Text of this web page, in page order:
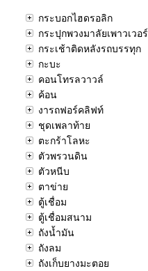
กระบอกไฮดรอลิก
กระปุกพวงมาลัยเพาวเวอร์
กระเช้าติดหลังรถบรรทุก
กะบะ
คอนโทรลวาวล์
ค้อน
งารถฟอร์คลิฟท์
ชุดเพลาท้าย
ตะกร้าโลหะ
ตัวพรวนดิน
ตัวหนีบ
ตาข่าย
ตู้เชื่อม
ตู้เชื่อมสนาม
ถังน้ำมัน
ถังลม
ถังเก็บยางมะตอย